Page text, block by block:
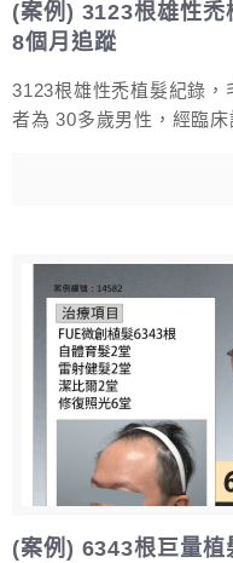
(案例) 3123根雄性禿
8個月追蹤
3123根雄性禿植髮紀錄
者為 30多歲男性，經臨
(案例) 6343根巨量植